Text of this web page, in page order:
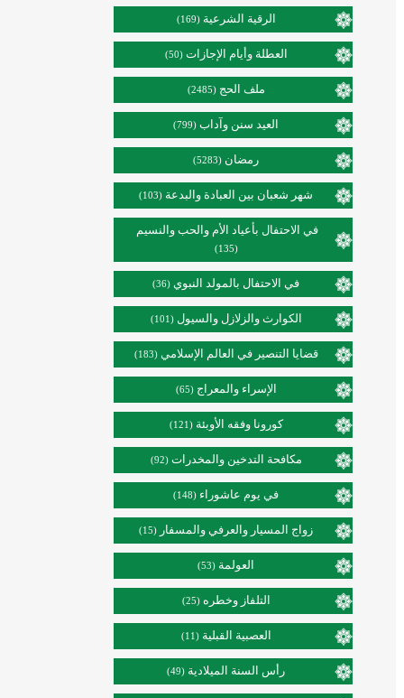
الرقية الشرعية (169)
العطلة وأيام الإجازات (50)
ملف الحج (2485)
العيد سنن وآداب (799)
رمضان (5283)
شهر شعبان بين العبادة والبدعة (103)
في الاحتفال بأعياد الأم والحب والنسيم
(135)
في الاحتفال بالمولد النبوي (36)
الكوارث والزلازل والسيول (101)
قضايا التنصير في العالم الإسلامي (183)
الإسراء والمعراج (65)
كورونا وفقه الأوبئة (121)
مكافحة التدخين والمخدرات (92)
في يوم عاشوراء (148)
زواج المسيار والعرفي والمسفار (15)
العولمة (53)
التلفاز وخطره (25)
العصبية القبلية (11)
رأس السنة الميلادية (49)